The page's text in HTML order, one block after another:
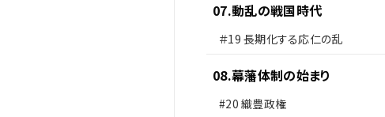
07.動乱の戦国時代
＃19 長期化する応仁の乱
08.幕藩体制の始まり
#20 織豊政権